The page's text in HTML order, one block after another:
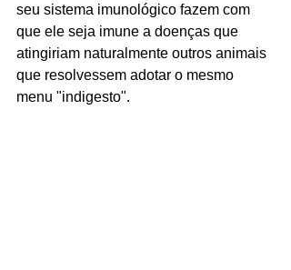
seu sistema imunológico fazem com
que ele seja imune a doenças que
atingiriam naturalmente outros animais
que resolvessem adotar o mesmo
menu "indigesto".